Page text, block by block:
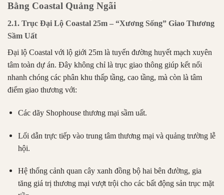
Bằng Coastal Quảng Ngãi
2.1. Trục Đại Lộ Coastal 25m – “Xương Sống” Giao Thương
Sầm Uất
Đại lộ Coastal với lộ giới 25m là tuyến đường huyết mạch xuyên
tâm toàn dự án. Đây không chỉ là trục giao thông giúp kết nối
nhanh chóng các phân khu thấp tầng, cao tầng, mà còn là tâm
điểm giao thương với:
Các dãy Shophouse thương mại sầm uất.
Lối dẫn trực tiếp vào trung tâm thương mại và quảng trường lễ
hội.
Hệ thống cảnh quan cây xanh đồng bộ hai bên đường, gia
tăng giá trị thương mại vượt trội cho các bất động sản trục mặt